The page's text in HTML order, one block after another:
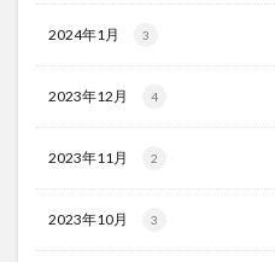
2024年1月 3
2023年12月 4
2023年11月 2
2023年10月 3